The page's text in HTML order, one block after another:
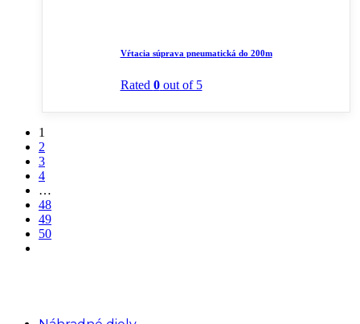
Vŕtacia súprava pneumatická do 200m
Rated 0out of 5
1
2
3
4
…
48
49
50